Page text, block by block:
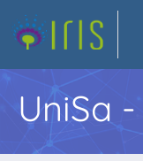
UniSa -